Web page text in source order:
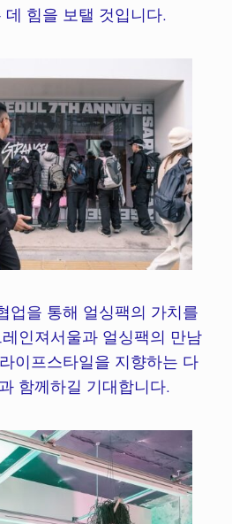
데 힘을 보탤 것입니다.
업을 통해 얼싱팩의 가치를
인져서울과 얼싱팩의 만남
이프스타일을 지향하는 다
함께하길 기대합니다.